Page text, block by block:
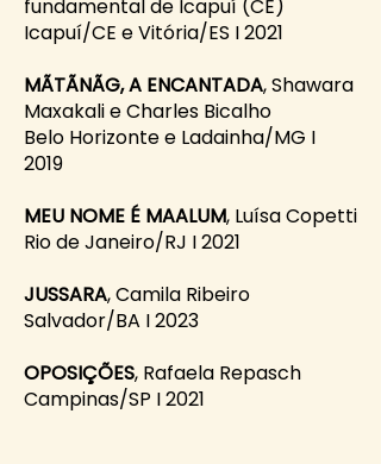
fundamental de Icapuí (CE)
Icapuí/CE e Vitória/ES I 2021
MÃTÃNÃG, A ENCANTADA, Shawara
Maxakali e Charles Bicalho
Belo Horizonte e Ladainha/MG I
2019
MEU NOME É MAALUM, Luísa Copetti
Rio de Janeiro/RJ I 2021
JUSSARA, Camila Ribeiro
Salvador/BA I 2023
OPOSIÇÕES, Rafaela Repasch
Campinas/SP I 2021